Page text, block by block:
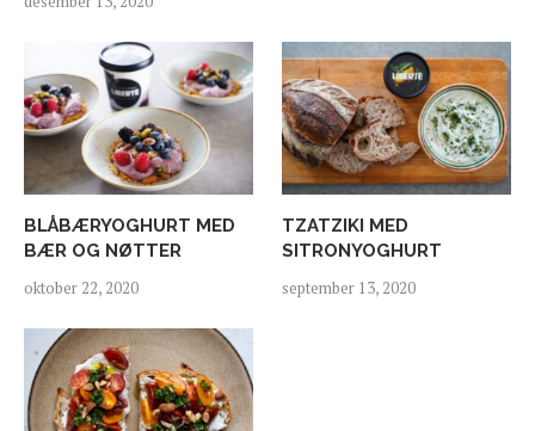
BLÅBÆRYOGHURT MED
BÆR OG NØTTER
oktober 22, 2020
TZATZIKI MED
SITRONYOGHURT
september 13, 2020